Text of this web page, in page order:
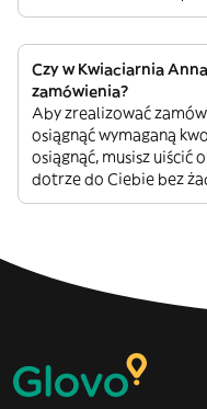
Czy w Kwiaciarnia
zamówienia?
Aby zrealizować
osiągnąć wymaganą
osiągnąć, musisz uiścić
dotrze do Ciebie bez